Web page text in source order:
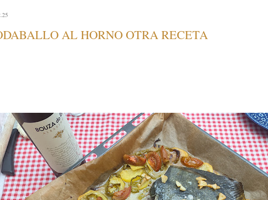
AL HORNO OTRA RECETA